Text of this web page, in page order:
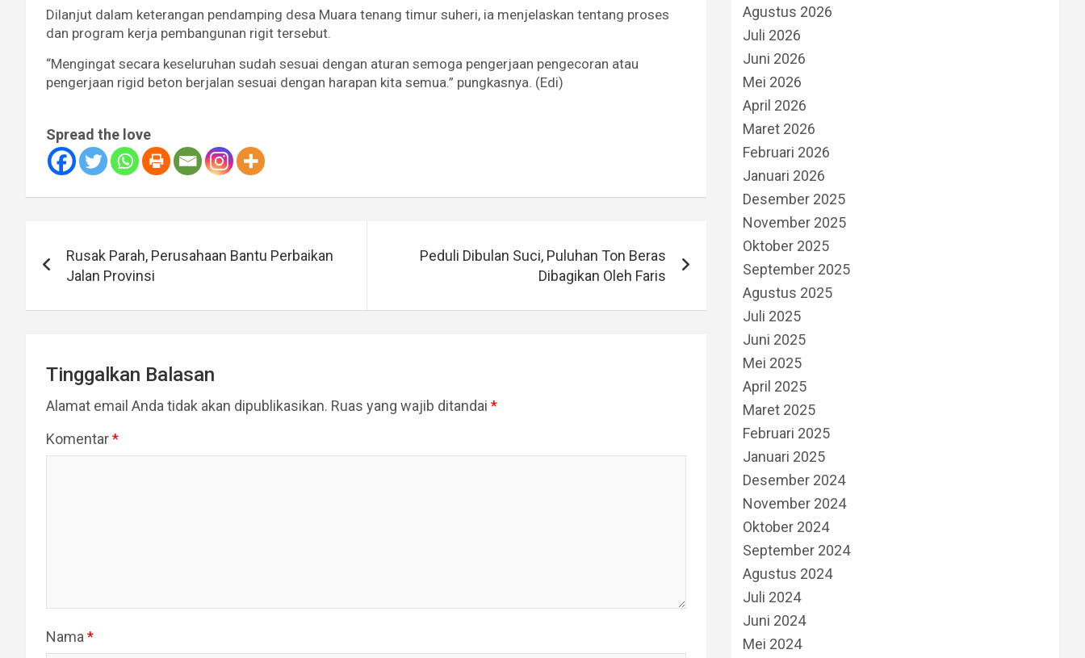
Dilanjut dalam keterangan pendamping desa Muara tenang timur suheri, ia menjelaskan tentang proses
dan program kerja pembangunan rigit tersebut.
“Mengingat secara keseluruhan sudah sesuai dengan aturan semoga pengerjaan pengecoran atau
pengerjaan rigid beton berjalan sesuai dengan harapan kita semua.” pungkasnya. (Edi)
Spread the love
pos
Rusak Parah, Perusahaan Bantu Perbaikan
Jalan Provinsi
Peduli Dibulan Suci, Puluhan Ton Beras
Dibagikan Oleh Faris
Tinggalkan Balasan
Alamat email Anda tidak akan dipublikasikan. Ruas yang wajib ditandai *
Komentar*
Nama *
Agustus 2026
Juli 2026
Juni 2026
Mei 2026
April 2026
Maret 2026
Februari 2026
Januari 2026
Desember 2025
November 2025
Oktober 2025
September 2025
Agustus 2025
Juli 2025
Juni 2025
Mei 2025
April 2025
Maret 2025
Februari 2025
Januari 2025
Desember 2024
November 2024
Oktober 2024
September 2024
Agustus 2024
Juli 2024
Juni 2024
Mei 2024